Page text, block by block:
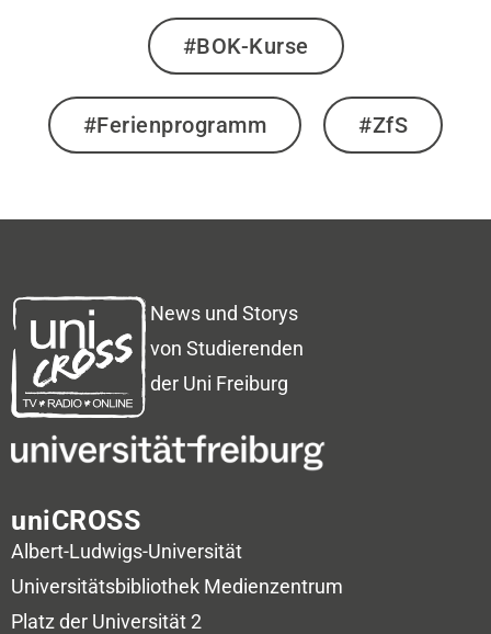
#BOK-Kurse
#Ferienprogramm #ZfS
News und Storys
von Studierenden
der Uni Freiburg
uniCROSS
Albert-Ludwigs-Universität
Universitätsbibliothek Medienzentrum
Platz der Universität 2